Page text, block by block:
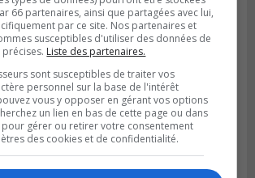
à 14h40
sa transition verte
66 partenaires, ainsi que partagées avec lui,
par ce site. Nos partenaires et
susceptibles d'utiliser des données de
Liste des partenaires.
sont susceptibles de traiter vos
personnel sur la base de l'intérêt
vous y opposer en gérant vos options
un lien en bas de cette page ou dans
pour gérer ou retirer votre consentement
des cookies et de confidentialité.